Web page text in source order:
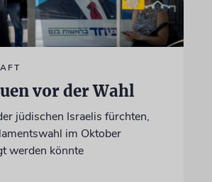
vor der Wahl
jüdischen Israelis fürchten,
im Oktober
werden könnte